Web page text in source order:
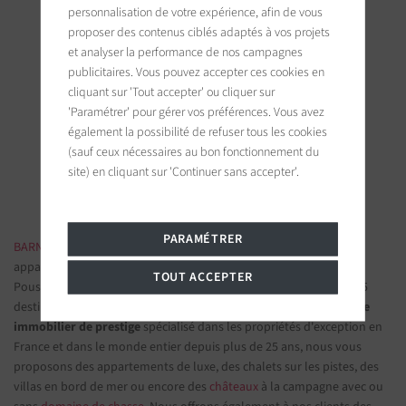
BARNES Deauville
5, Rue Hoche
14800 Deauville, France
Suivez-nous sur les réseaux sociaux
BARNES IMMOBILIER DE LUXE - Les plus belles demeures et
appartements de prestige
Poussez la porte d'une de nos
agences immobilières
parmi nos 75
destinations et confiez-nous vos projets d’investissement.
Groupe
immobilier de prestigespécialisé dans les propriétés d'exception en
France et dans le monde entier depuis plus de 25 ans, nous vous
proposons des appartements de luxe, des chalets sur les pistes, des
villas en bord de mer ou encore des châteaux à la campagne avec ou
personnalisation de votre expérience, afin de vous
proposer des contenus ciblés adaptés à vos projets
et analyser la performance de nos campagnes
publicitaires. Vous pouvez accepter ces cookies en
cliquant sur 'Tout accepter' ou cliquer sur
'Paramétrer' pour gérer vos préférences. Vous avez
également la possibilité de refuser tous les cookies
(sauf ceux nécessaires au bon fonctionnement du
site) en cliquant sur 'Continuer sans accepter'.
PARAMÉTRER
TOUT ACCEPTER